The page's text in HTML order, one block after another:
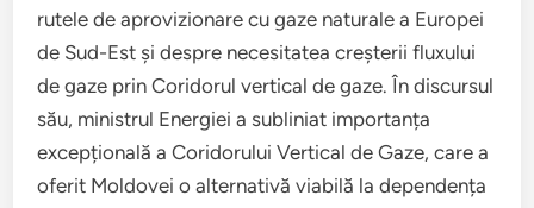
rutele de aprovizionare cu gaze naturale a Europei
de Sud-Est și despre necesitatea creșterii fluxului
de gaze prin Coridorul vertical de gaze. În discursul
său, ministrul Energiei a subliniat importanța
excepțională a Coridorului Vertical de Gaze, care a
oferit Moldovei o alternativă viabilă la dependența